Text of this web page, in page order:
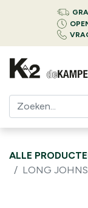
ALLE
LONG